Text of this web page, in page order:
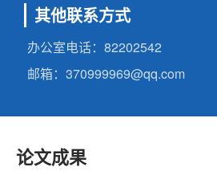
其他联系方式
办公室电话： 82202542
邮箱： 370999969@qq.com
论文成果